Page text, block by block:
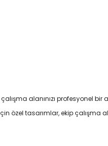
çalışma alanınızı profesyonel bir
özel tasarımlar, ekip çalışma